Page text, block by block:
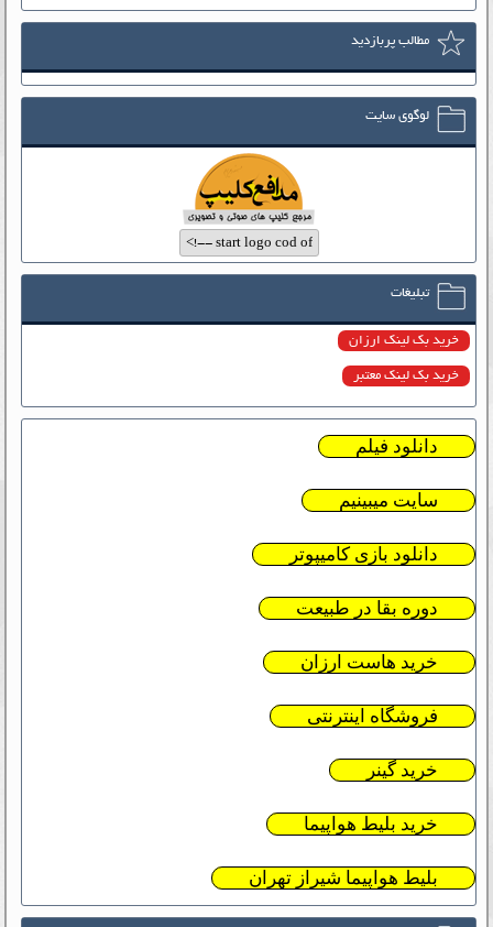
مطالب پربازدید
لوگوی سایت
تبلیغات
خرید بک لینک ارزان
خرید بک لینک معتبر
دانلود فیلم
سایت میبینیم
دانلود بازی کامیپوتر
دوره بقا در طبیعت
خرید هاست ارزان
فروشگاه اینترنتی
خرید گینر
خرید بلیط هواپیما
بلیط هواپیما شیراز تهران